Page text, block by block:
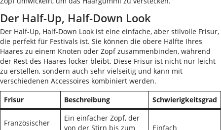
Der Half-Up, Half-Down Look
Der Half-Up, Half-Down Look ist eine einfache, aber stilvolle Frisur,
die perfekt für Festivals ist. Sie können die obere Hälfte Ihres
Haares zu einem Knoten oder Zopf zusammenbinden, während
der Rest des Haares locker bleibt. Diese Frisur ist nicht nur leicht
zu erstellen, sondern auch sehr vielseitig und kann mit
verschiedenen Accessoires kombiniert werden.
Frisur
Beschreibung Schwierigkeitsgrad
Französischer
Ein einfacher Zopf, der
von der Stirn bis zum
Einfach